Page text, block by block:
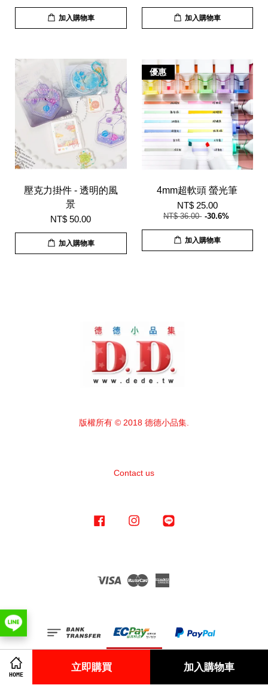
HOME
立即購買 加入購物車
加入購物車 加入購物車
壓克力掛件 - 透明的風
景
NT$ 50.00
加入購物車
優惠
4mm超軟頭 螢光筆
NT$ 25.00
NT$ 36.00 -30.6%
加入購物車
版權所有 © 2018 德德小品集.
Contact us
Facebook Instagram
Visa Master